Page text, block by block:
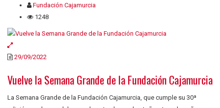
Fundación Cajamurcia
1248
29/09/2022
Vuelve la Semana Grande de la Fundación Cajamurcia
La Semana Grande de la Fundación Cajamurcia, que cumple su 30ª